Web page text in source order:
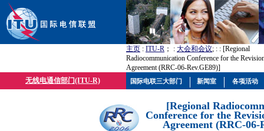
主页 : ITU-R ； : 大会和会议; : : [Regional
Radiocommunication Conference for the
Agreement (RRC-06-Rev.GE89)]
无线电通信部门(ITU-R)
[Regional
Conference for the
Agreement (RRC-06-
国际电联三大部门 新闻室 各项活动